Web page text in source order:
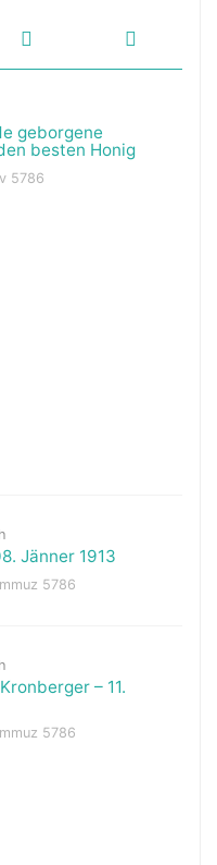
geborgene
besten Honig
5786
Jänner 1913
5786
– 11.
5786